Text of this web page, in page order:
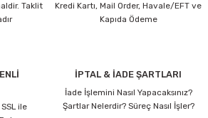
Taklit
Kredi Kartı, Mail Order, Havale/EFT ve
Kapıda Ödeme
ile
İPTAL & İADE ŞARTLARI
İade İşlemini Nasıl Yapacaksınız?
Şartlar Nelerdir? Süreç Nasıl İşler?